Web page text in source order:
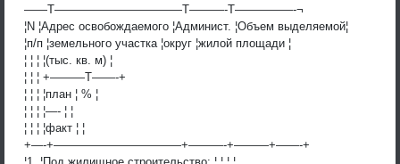
——T———————————T———-T—————-¬
¦N ¦Адрес освобождаемого ¦Админист. ¦Объем выделяемой¦
¦п/п ¦земельного участка ¦округ ¦жилой площади ¦
¦ ¦ ¦ ¦(тыс. кв. м) ¦
¦ ¦ ¦ +———T——-+
¦ ¦ ¦ ¦план ¦ % ¦
¦ ¦ ¦ ¦—- ¦ ¦
¦ ¦ ¦ ¦факт ¦ ¦
+—-+———————————+———-+———+——-+
¦1. ¦Под жилищное строительство: ¦ ¦ ¦ ¦